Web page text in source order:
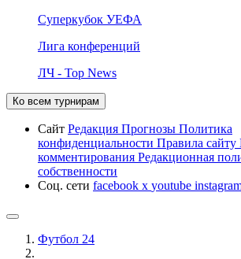
Суперкубок УЕФА
Лига конференций
ЛЧ - Top News
Ко всем турнирам
Сайт Редакция Прогнозы Политика
конфиденциальности Правила сайту
комментирования Редакционная
собственности
Соц. сети facebook x youtube
Футбол 24